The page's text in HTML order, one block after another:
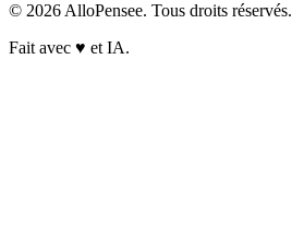
© 2026 AlloPensee. Tous droits réservés.
Fait avec ♥ et IA.